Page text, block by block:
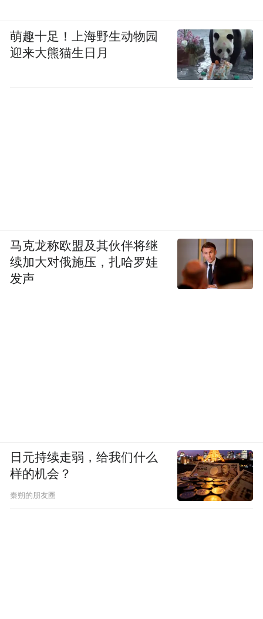
萌趣十足！上海野生动物园
迎来大熊猫生日月
马克龙称欧盟及其伙伴将继
续加大对俄施压，扎哈罗娃
发声
日元持续走弱，给我们什么
样的机会？
秦朔的朋友圈